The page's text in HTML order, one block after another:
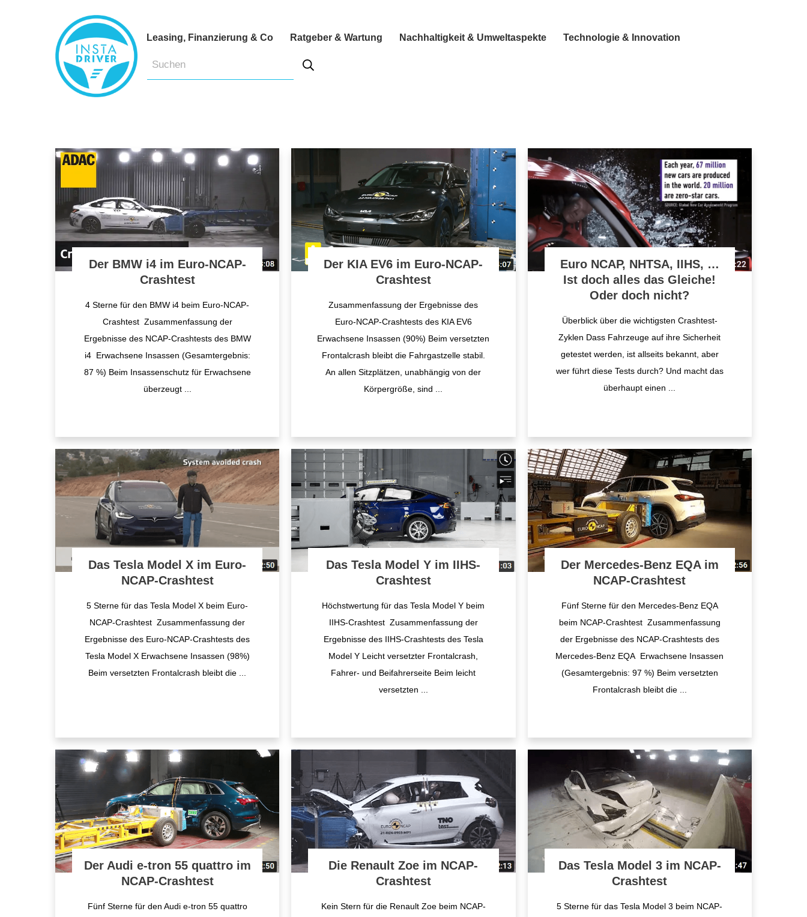
Leasing, Finanzierung & Co Ratgeber & Wartung Nachhaltigkeit & Umweltaspekte Technologie & Innovation
Der BMW i4 im Euro-NCAP-
Crashtest
4 Sterne für den BMW i4 beim Euro-NCAP-
Crashtest Zusammenfassung der
Ergebnisse des NCAP-Crashtests des BMW
i4 Erwachsene Insassen (Gesamtergebnis:
87 %) Beim Insassenschutz für Erwachsene
überzeugt
Der KIA EV6 im Euro-NCAP-
Crashtest
Zusammenfassung der Ergebnisse des
Euro-NCAP-Crashtests des KIA EV6
Erwachsene Insassen (90%) Beim versetzten
Frontalcrash bleibt die Fahrgastzelle stabil.
An allen Sitzplätzen, unabhängig von der
Körpergröße, sind
Euro NCAP, NHTSA, IIHS, …
Ist doch alles das Gleiche!
Oder doch nicht?
Überblick über die wichtigsten Crashtest-
Zyklen Dass Fahrzeuge auf ihre Sicherheit
getestet werden, ist allseits bekannt, aber
wer führt diese Tests durch? Und macht das
überhaupt einen
Das Tesla Model X im Euro-
NCAP-Crashtest
5 Sterne für das Tesla Model X beim Euro-
NCAP-Crashtest Zusammenfassung der
Ergebnisse des Euro-NCAP-Crashtests des
Tesla Model X Erwachsene Insassen (98%)
Beim versetzten Frontalcrash bleibt die
Das Tesla Model Y im IIHS-
Crashtest
Höchstwertung für das Tesla Model Y beim
IIHS-Crashtest Zusammenfassung der
Ergebnisse des IIHS-Crashtests des Tesla
Model Y Leicht versetzter Frontalcrash,
Fahrer- und Beifahrerseite Beim leicht
versetzten
Der Mercedes-Benz EQA im
NCAP-Crashtest
Fünf Sterne für den Mercedes-Benz EQA
beim NCAP-Crashtest Zusammenfassung
der Ergebnisse des NCAP-Crashtests des
Mercedes-Benz EQA Erwachsene Insassen
(Gesamtergebnis: 97 %) Beim versetzten
Frontalcrash bleibt die
Der Audi e-tron 55 quattro im
NCAP-Crashtest
Fünf Sterne für den Audi e-tron 55 quattro
Die Renault Zoe im NCAP-
Crashtest
Kein Stern für die Renault Zoe beim NCAP-
Das Tesla Model 3 im NCAP-
Crashtest
5 Sterne für das Tesla Model 3 beim NCAP-